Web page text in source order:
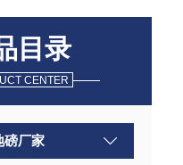
目录
CENTER
磅厂家